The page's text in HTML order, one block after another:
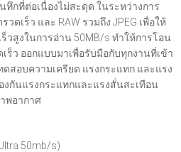
ทึกที่ต่อเนื่องไม่สะดุด ในระหว่างการ
ดเร็ว และ RAW รวมถึง JPEG เพื่อให้
สูงในการอ่าน 50MB/s ทำให้การโอน
ร็ว ออกแบบมาเพื่อรับมือกับทุกงานที่เข้า
อบความเครียด แรงกระแทก และแรง
งกันแรงกระแทกและแรงสั่นสะเทือน
พอากาศ
50mb/s)